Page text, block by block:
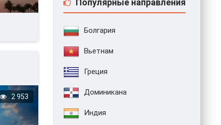
2 953
Популярные направления
Болгария
Вьетнам
Греция
Доминикана
Индия